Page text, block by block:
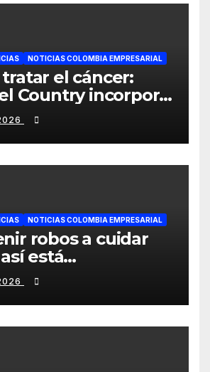
NOTICIAS COLOMBIA EMPRESARIAL
el cáncer:
Country incorpora
que ayuda a
el cabello y la
durante la
NOTICIAS COLOMBIA EMPRESARIAL
robos a cuidar
está
la
en los